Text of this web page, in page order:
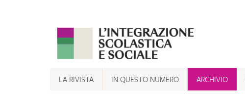
content
LA RIVISTA IN QUESTO NUMERO ARCHIVIO